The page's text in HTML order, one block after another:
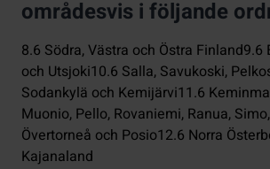
områdesvis i följande
8.6 Södra, Västra och Östra Finland9.6
och Utsjoki10.6 Salla, Savukoski,
Sodankylä och Kemijärvi11.6
Muonio, Pello, Rovaniemi, Ranua,
Övertorneå och Posio12.6 Norra
Kajanaland